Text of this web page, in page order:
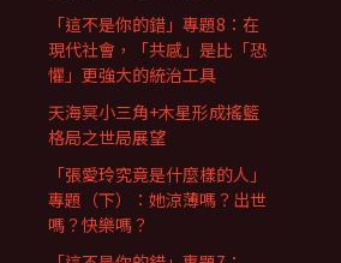
「這不是你的錯」專題8：在
現代社會，「共感」是比「恐
懼」更強大的統治工具
天海冥小三角+木星形成搖籃
格局之世局展望
「張愛玲究竟是什麼樣的人」
專題（下）：她涼薄嗎？出世
嗎？快樂嗎？